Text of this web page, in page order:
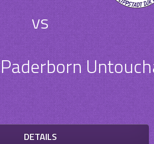
vs
Paderborn
DETAILS